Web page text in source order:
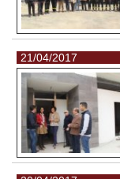
21/04/2017